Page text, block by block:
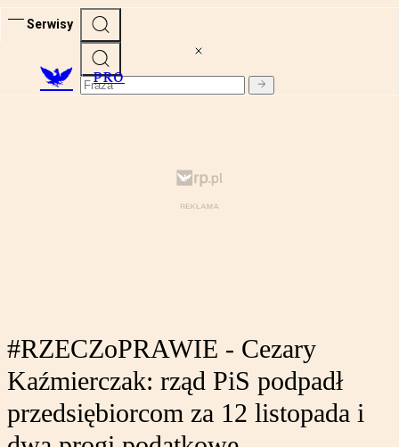
Serwisy
PRO
#RZECZoPRAWIE - Cezary
Kaźmierczak: rząd PiS podpadł
przedsiębiorcom za 12 listopada i